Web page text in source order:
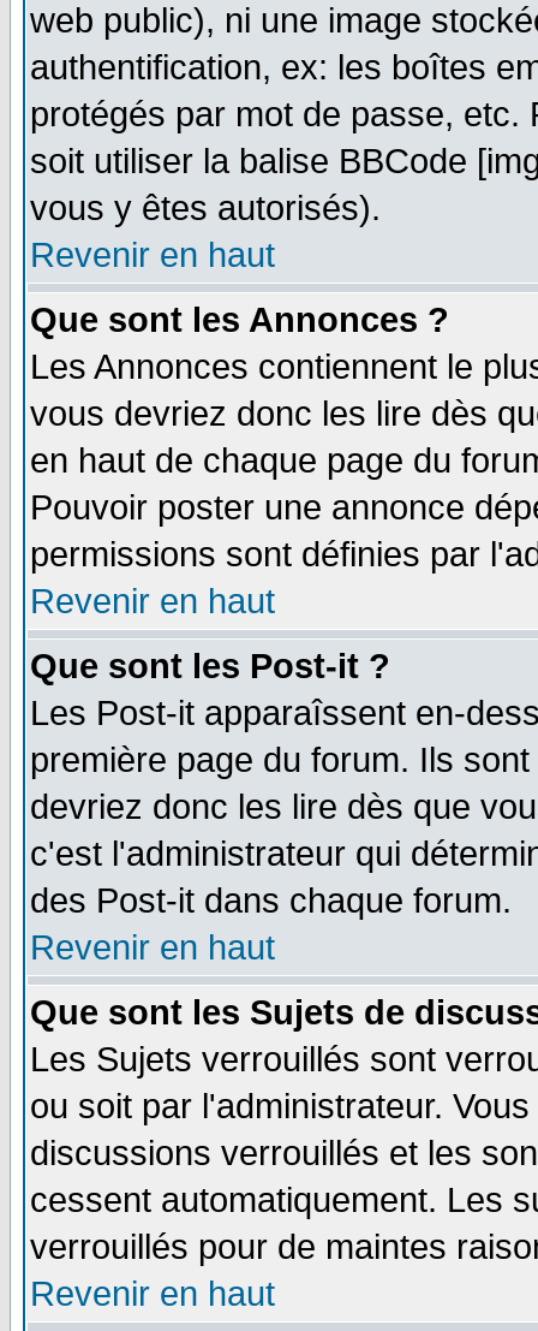
web public), ni une image
authentification, ex: les boîtes
protégés par mot de passe,
soit utiliser la balise BBCode
vous y êtes autorisés).
Revenir en haut
Que sont les Annonces ?
Les Annonces contiennent le
vous devriez donc les lire dès
en haut de chaque page du
Pouvoir poster une annonce
permissions sont définies par
Revenir en haut
Que sont les Post-it ?
Les Post-it apparaîssent en-
première page du forum. Ils
devriez donc les lire dès que
c'est l'administrateur qui
des Post-it dans chaque forum.
Revenir en haut
Que sont les Sujets de
Les Sujets verrouillés sont
ou soit par l'administrateur.
discussions verrouillés et les
cessent automatiquement. Les
verrouillés pour de maintes
Revenir en haut